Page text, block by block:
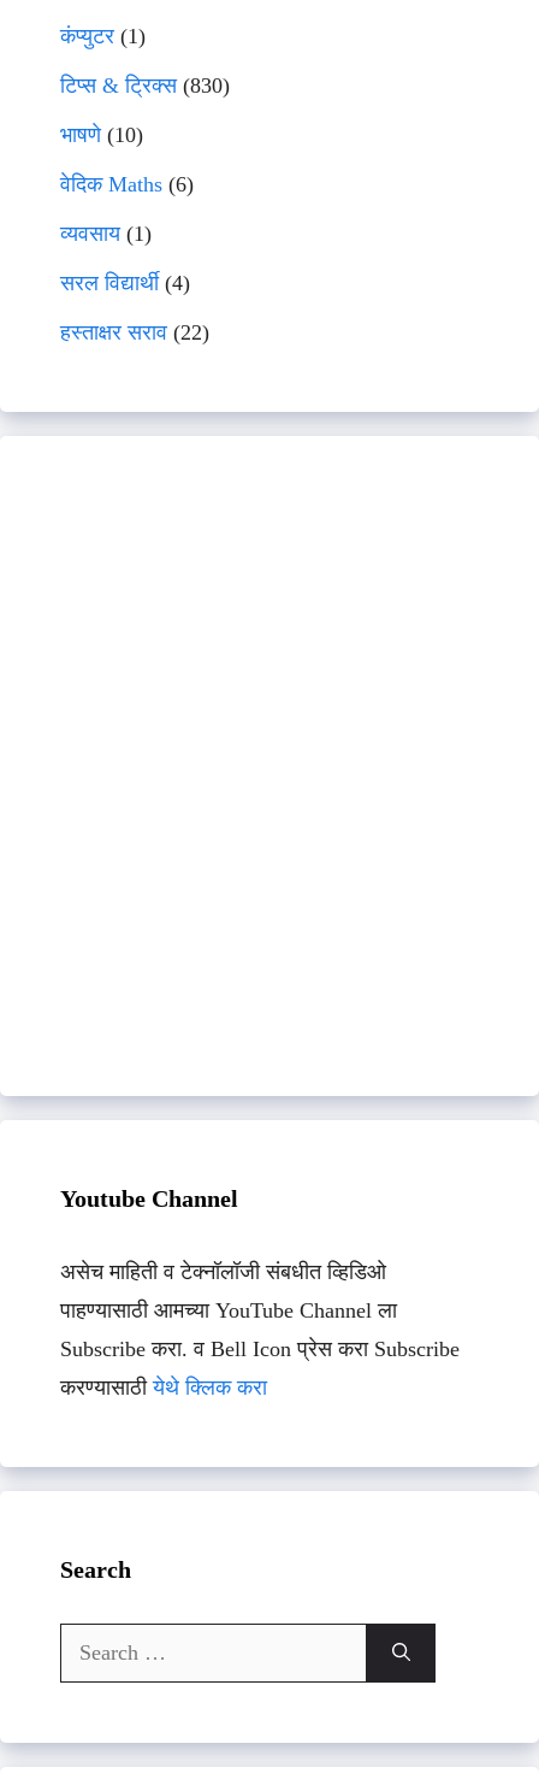
कंप्युटर (1)
टिप्स & ट्रिक्स(830)
भाषणे(10)
वेदिक Maths (6)
व्यवसाय(1)
सरल विद्यार्थी(4)
हस्ताक्षर सराव (22)
Youtube Channel
असेच माहिती व टेक्नॉलॉजी संबधीत व्हिडिओ
पाहण्यासाठी आमच्या YouTube Channel ला
Subscribe करा. व Bell Icon प्रेस करा Subscribe
करण्यासाठीयेथे क्लिक करा
Search
Search
for: